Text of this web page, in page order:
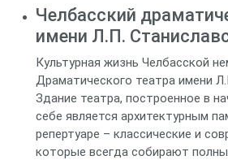
Челбасский
имени Л.П.
Культурная жизнь Челбасской
Драматического театра имени
Здание театра, построенное в
себе является архитектурным
репертуаре – классические и
которые всегда собирают